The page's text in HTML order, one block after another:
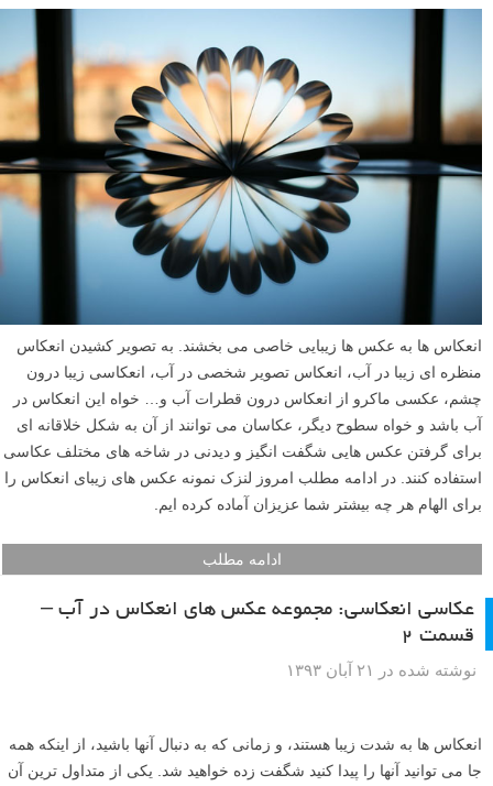
انعکاس ها به عکس ها زیبایی خاصی می بخشند. به تصویر کشیدن انعکاس
منظره ای زیبا در آب، انعکاس تصویر شخصی در آب، انعکاسی زیبا درون
چشم، عکسی ماکرو از انعکاس درون قطرات آب و… خواه این انعکاس در
آب باشد و خواه سطوح دیگر، عکاسان می توانند از آن به شکل خلاقانه ای
برای گرفتن عکس هایی شگفت انگیز و دیدنی در شاخه های مختلف عکاسی
استفاده کنند. در ادامه مطلب امروز لنزک نمونه عکس های زیبای انعکاس را
برای الهام هر چه بیشتر شما عزیزان آماده کرده ایم.
ادامه مطلب
عکاسی انعکاسی: مجموعه عکس های انعکاس در آب –
قسمت ۲
نوشته شده در ۲۱ آبان ۱۳۹۳
انعکاس ها به شدت زیبا هستند، و زمانی که به دنبال آنها باشید، از اینکه همه
جا می توانید آنها را پیدا کنید شگفت زده خواهید شد. یکی از متداول ترین آن